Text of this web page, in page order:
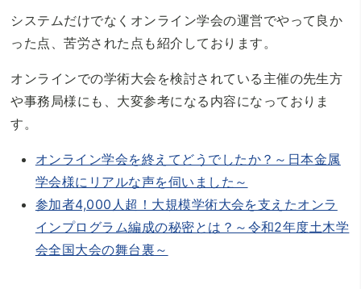
システムだけでなくオンライン学会の運営でやって良か
った点、苦労された点も紹介しております。
オンラインでの学術大会を検討されている主催の先生方
や事務局様にも、大変参考になる内容になっておりま
す。
オンライン学会を終えてどうでしたか？～日本金属
学会様にリアルな声を伺いました～
参加者4,000人超！大規模学術大会を支えたオンラ
インプログラム編成の秘密とは？～令和2年度土木学
会全国大会の舞台裏～